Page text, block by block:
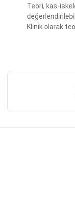
Teori, kas-
Klinik olarak
Ürün resmi